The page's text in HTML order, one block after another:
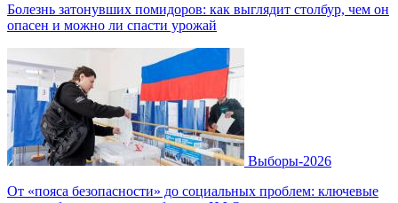
Болезнь затонувших помидоров: как выглядит столбур, чем он
опасен и можно ли спасти урожай
Выборы-2026
От «пояса безопасности» до социальных проблем: ключевые